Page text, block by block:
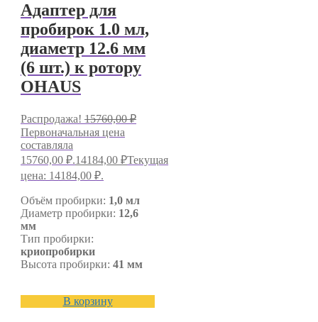
Адаптер для
пробирок 1.0 мл,
диаметр 12.6 мм
(6 шт.) к ротору
OHAUS
Распродажа! 15760,00₽
Первоначальная цена
составляла
15760,00 ₽.14184,00 ₽Текущая
цена: 14184,00 ₽.
Объём пробирки: 1,0 мл
Диаметр пробирки: 12,6
мм
Тип пробирки:
криопробирки
Высота пробирки: 41 мм
В корзину